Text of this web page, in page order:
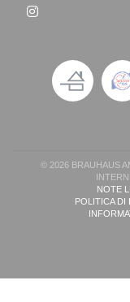
Instagram ((apre
© 2026 BRAUHAUS
NOTE
POLITICA DI